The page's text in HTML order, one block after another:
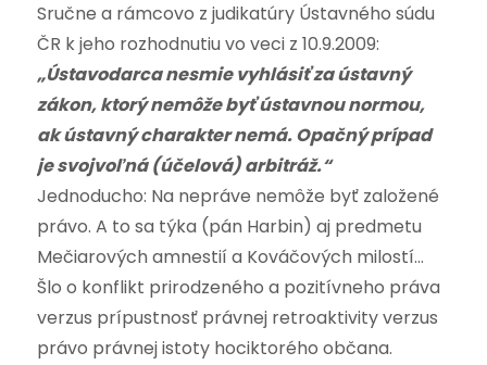
Sručne a rámcovo z judikatúry Ústavného súdu
ČR k jeho rozhodnutiu vo veci z 10.9.2009:
„Ústavodarca nesmie vyhlásiť za ústavný
zákon, ktorý nemôže byť ústavnou normou,
ak ústavný charakter nemá. Opačný prípad
je svojvoľná (účelová) arbitráž.“
Jednoducho: Na nepráve nemôže byť založené
právo. A to sa týka (pán Harbin) aj predmetu
Mečiarových amnestií a Kováčových milostí…
Šlo o konflikt prirodzeného a pozitívneho práva
verzus prípustnosť právnej retroaktivity verzus
právo právnej istoty hociktorého občana.